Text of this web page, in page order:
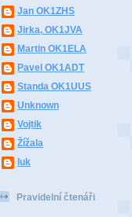
Jan OK1ZHS
Jirka, OK1JVA
Martin OK1ELA
Pavel OK1ADT
Standa OK1UUS
Unknown
Vojtik
Žížala
luk
Pravidelní čtenáři